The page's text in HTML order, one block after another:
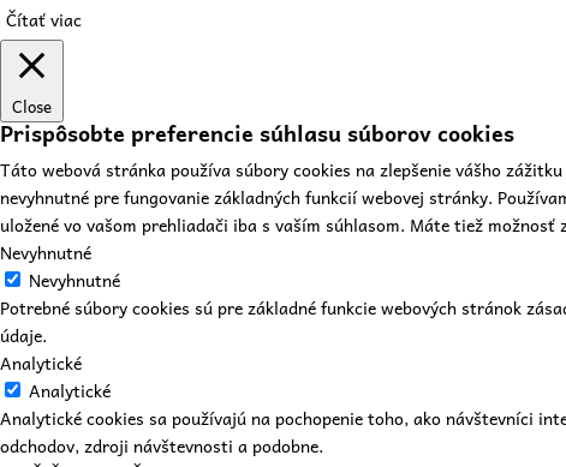
Čítať viac
Close
Prispôsobte preferencie súhlasu súborov cookies
Táto webová stránka používa súbory cookies na zlepšenie vášho
nevyhnutné pre fungovanie základných funkcií webovej stránky.
uložené vo vašom prehliadači iba s vaším súhlasom. Máte tiež
Nevyhnutné
Nevyhnutné
Potrebné súbory cookies sú pre základné funkcie webových stránok
údaje.
Analytické
Analytické
Analytické cookies sa používajú na pochopenie toho, ako návštevníci
odchodov, zdroji návštevnosti a podobne.